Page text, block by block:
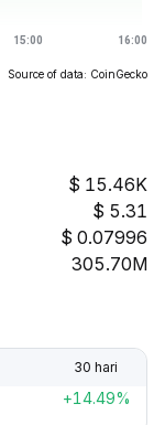
Source of data: CoinGecko
15.46K
5.31
0.07996
305.70M
30 hari
+14.49%